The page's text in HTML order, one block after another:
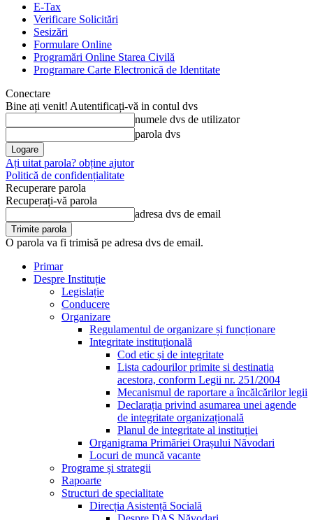
E-Tax
Verificare Solicitări
Sesizări
Formulare Online
Programări Online Starea Civilă
Programare Carte Electronică de Identitate
Conectare
Bine ați venit! Autentificați-vă in contul dvs
numele dvs de utilizator
parola dvs
Ați uitat parola? obține ajutor
Politică de confidențialitate
Recuperare parola
Recuperați-vă parola
adresa dvs de email
O parola va fi trimisă pe adresa dvs de email.
Primar
Despre Instituție
Legislație
Conducere
Organizare
Regulamentul de organizare și funcționare
Integritate instituțională
Cod etic și de integritate
Lista cadourilor primite si destinatia
acestora, conform Legii nr. 251/2004
Mecanismul de raportare a încălcărilor legii
Declarația privind asumarea unei agende
de integritate organizațională
Planul de integritate al instituției
Organigrama Primăriei Orașului Năvodari
Locuri de muncă vacante
Programe și strategii
Rapoarte
Structuri de specialitate
Direcția Asistență Socială